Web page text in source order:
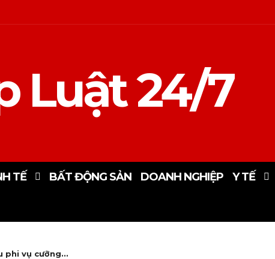
Luật 24/7
TẾ BẤT ĐỘNG SẢN DOANH NGHIỆP Y TẾ
phi vụ cưỡng...